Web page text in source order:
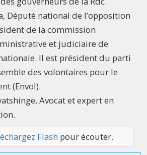
Député national de l’opposition
de la commission
et judiciaire de
Il est président du parti
des volontaires pour le
(Envol).
Avocat et expert en
Flash pour écouter.